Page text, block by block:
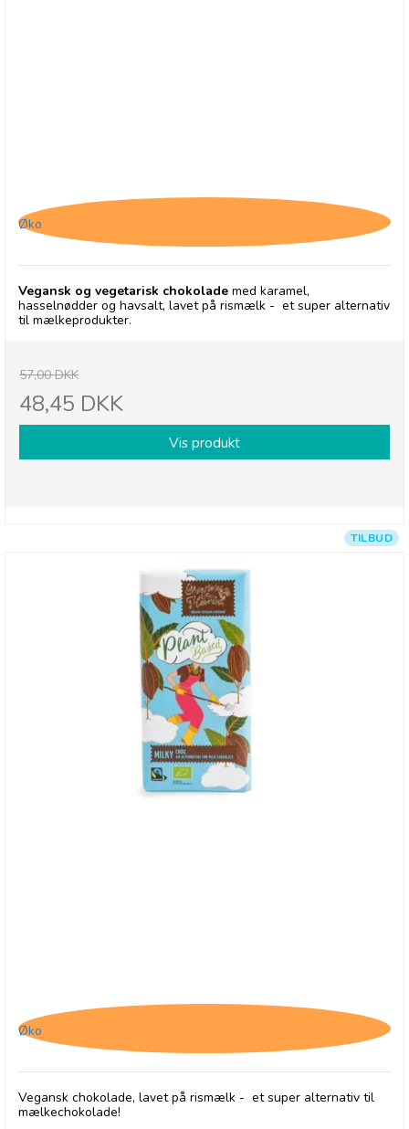
Øko
Vegansk og vegetarisk chokolade med karamel,
hasselnødder og havsalt, lavet på rismælk - et super alternativ
til mælkeprodukter.
57,00 DKK
48,45 DKK
Vis produkt
TILBUD
Øko
Vegansk chokolade, lavet på rismælk - et super alternativ til
mælkechokolade!